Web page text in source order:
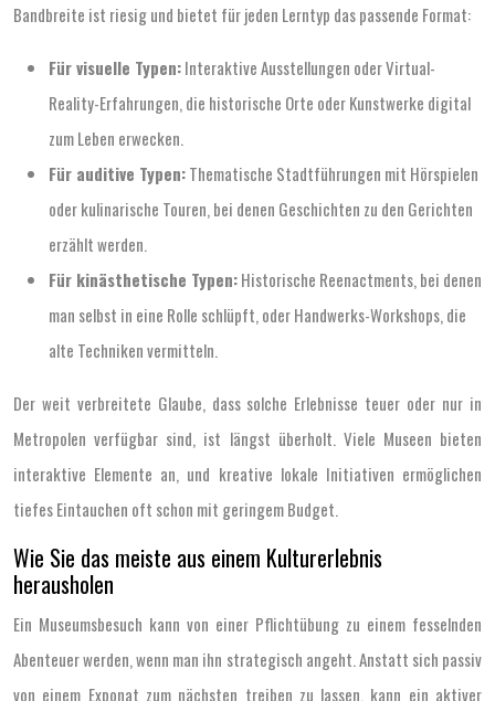
Bandbreite ist riesig und bietet für jeden Lerntyp das passende Format:
Für visuelle Typen:Interaktive Ausstellungen oder Virtual-
Reality-Erfahrungen, die historische Orte oder Kunstwerke digital
zum Leben erwecken.
Für auditive Typen:Thematische Stadtführungen mit Hörspielen
oder kulinarische Touren, bei denen Geschichten zu den Gerichten
erzählt werden.
Für kinästhetische Typen:Historische Reenactments, bei denen
man selbst in eine Rolle schlüpft, oder Handwerks-Workshops, die
alte Techniken vermitteln.
Der weit verbreitete Glaube, dass solche Erlebnisse teuer oder nur in
Metropolen verfügbar sind, ist längst überholt. Viele Museen bieten
interaktive Elemente an, und kreative lokale Initiativen ermöglichen
tiefes Eintauchen oft schon mit geringem Budget.
Wie Sie das meiste aus einem Kulturerlebnis
herausholen
Ein Museumsbesuch kann von einer Pflichtübung zu einem fesselnden
Abenteuer werden, wenn man ihn strategisch angeht. Anstatt sich passiv
von einem Exponat zum nächsten treiben zu lassen, kann ein aktiver